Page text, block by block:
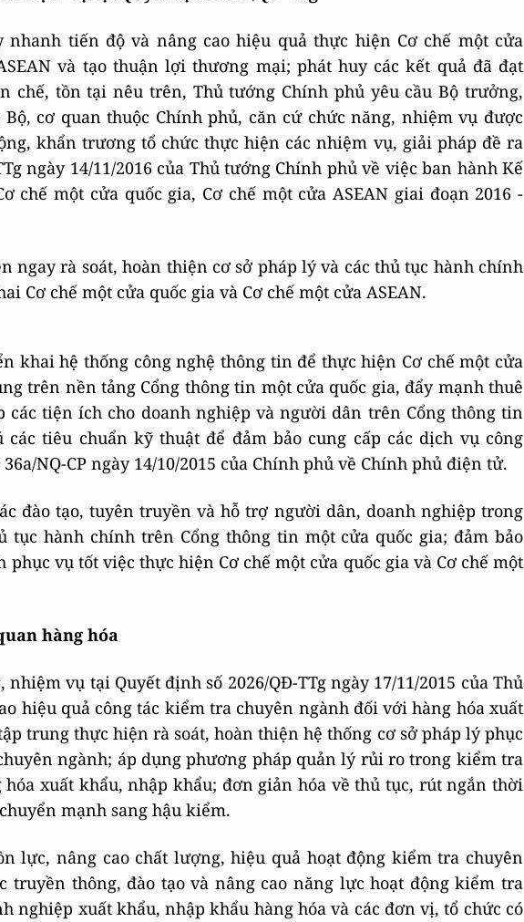
tiến độ và nâng cao hiệu quả thực hiện Cơ chế một cửa
và tạo thuận lợi thương mại; phát huy các kết quả đã đạt
chế, tồn tại nêu trên, Thủ tướng Chính phủ yêu cầu Bộ trưởng,
cơ quan thuộc Chính phủ, căn cứ chức năng, nhiệm vụ được
khẩn trương tổ chức thực hiện các nhiệm vụ, giải pháp đề ra
ngày 14/11/2016 của Thủ tướng Chính phủ về việc ban hành Kế
chế một cửa quốc gia, Cơ chế một cửa ASEAN giai đoạn 2016 -
ngay rà soát, hoàn thiện cơ sở pháp lý và các thủ tục hành chính
Cơ chế một cửa quốc gia và Cơ chế một cửa ASEAN.
khai hệ thống công nghệ thông tin để thực hiện Cơ chế một cửa
trên nền tảng Cổng thông tin một cửa quốc gia, đẩy mạnh thuê
các tiện ích cho doanh nghiệp và người dân trên Cổng thông tin
tiêu chuẩn kỹ thuật để đảm bảo cung cấp các dịch vụ công
NQ-CP ngày 14/10/2015 của Chính phủ về Chính phủ điện tử.
đào tạo, tuyên truyền và hỗ trợ người dân, doanh nghiệp trong
tục hành chính trên Cổng thông tin một cửa quốc gia; đảm bảo
vụ tốt việc thực hiện Cơ chế một cửa quốc gia và Cơ chế một
hàng hóa
vụ tại Quyết định số 2026/QĐ-TTg ngày 17/11/2015 của Thủ
hiệu quả công tác kiểm tra chuyên ngành đối với hàng hóa xuất
trung thực hiện rà soát, hoàn thiện hệ thống cơ sở pháp lý phục
ngành; áp dụng phương pháp quản lý rủi ro trong kiểm tra
xuất khẩu, nhập khẩu; đơn giản hóa về thủ tục, rút ngắn thời
mạnh sang hậu kiểm.
lực, nâng cao chất lượng, hiệu quả hoạt động kiểm tra chuyên
truyền thông, đào tạo và nâng cao năng lực hoạt động kiểm tra
nghiệp xuất khẩu, nhập khẩu hàng hóa và các đơn vị, tổ chức có